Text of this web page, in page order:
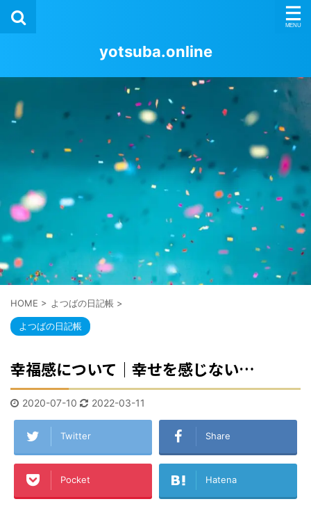
yotsuba.online
HOME > よつばの日記帳 >
よつばの日記帳
幸福感について｜幸せを感じない…
2020-07-10 2022-03-11
Twitter Share
Pocket Hatena